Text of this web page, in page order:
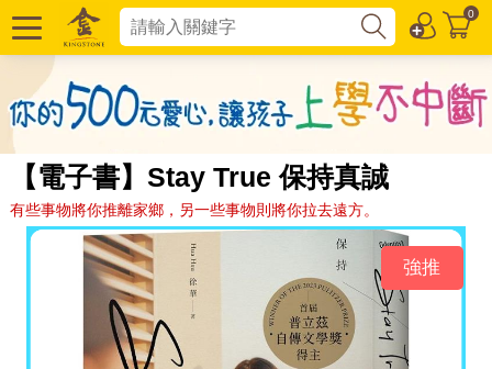
0
【電子書】Stay True 保持真誠
有些事物將你推離家鄉，另一些事物則將你拉去遠方。
強推